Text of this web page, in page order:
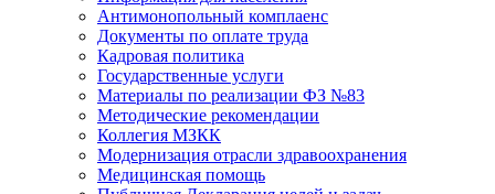
Антимонопольный комплаенс
Документы по оплате труда
Кадровая политика
Государственные услуги
Материалы по реализации ФЗ №83
Методические рекомендации
Коллегия МЗКК
Модернизация отрасли здравоохранения
Медицинская помощь